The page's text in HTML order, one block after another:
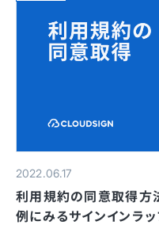
2022.06.17
利用規約の同意取得方
例にみるサインインラ